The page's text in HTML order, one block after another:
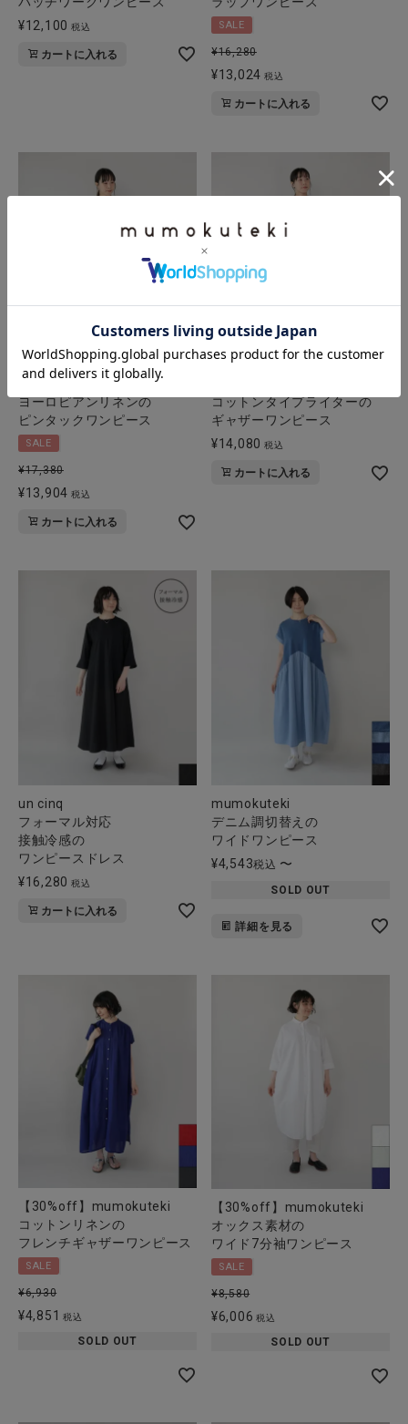
¥12,100 税込
カートに入れる
SALE
¥16,280
¥13,024 税込
カートに入れる
【20%off】08Mab
ヨーロピアンリネンの
ピンタックワンピース
SALE
¥17,380
¥13,904 税込
カートに入れる
コットンタイプライターの
ギャザーワンピース
¥14,080 税込
カートに入れる
un cinq
フォーマル対応
接触冷感の
ワンピースドレス
¥16,280 税込
カートに入れる
mumokuteki
デニム調切替えの
ワイドワンピース
¥4,543税込 〜
SOLD OUT
詳細を見る
【30%off】mumokuteki
コットンリネンの
フレンチギャザーワンピース
SALE
¥6,930
¥4,851 税込
SOLD OUT
【30%off】mumokuteki
オックス素材の
ワイド7分袖ワンピース
SALE
¥8,580
¥6,006 税込
SOLD OUT